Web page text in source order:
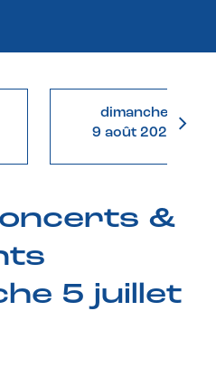
dimanche
9 août 2026
&
5 juillet